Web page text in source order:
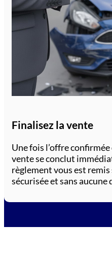
Finalisez la vente
Une fois l’offre
vente se conclut
règlement vous est
sécurisée et sans